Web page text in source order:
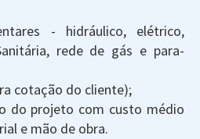
- hidráulico, elétrico,
rede de gás e para-
cotação do cliente);
do projeto com custo médio
e mão de obra.